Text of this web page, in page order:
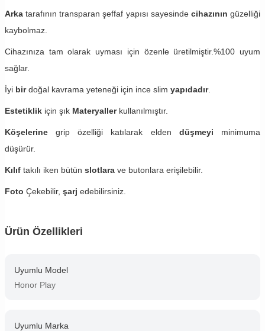
Arkatarafının transparan şeffaf yapısı sayesinde cihazının güzelliği
kaybolmaz.
Cihazınıza tam olarak uyması için özenle üretilmiştir.%100 uyum
sağlar.
İyi birdoğal kavrama yeteneği için ince slim yapıdadır.
Estetiklik için şık Materyaller kullanılmıştır.
Köşelerinegrip özelliği katılarak elden düşmeyi minimuma
düşürür.
Kılıf takılı iken bütün slotlara ve butonlara erişilebilir.
Foto Çekebilir, şarj edebilirsiniz.
Ürün Özellikleri
Uyumlu Model
Honor Play
Uyumlu Marka